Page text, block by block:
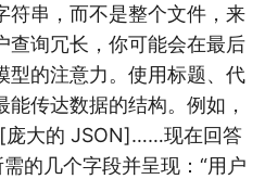
符串，而不是整个文件，来
查询冗长，你可能会在最后
型的注意力。使用标题、代
传达数据的结构。例如，
庞大的 JSON]……现在回答
的几个字段并呈现：“用户